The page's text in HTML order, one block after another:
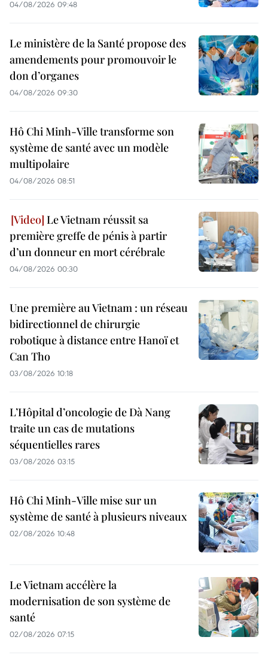
04/08/2026 09:48
Le ministère de la Santé propose des
amendements pour promouvoir le
don d’organes
04/08/2026 09:30
Hô Chi Minh-Ville transforme son
système de santé avec un modèle
multipolaire
04/08/2026 08:51
Le Vietnam réussit sa
première greffe de pénis à partir
d’un donneur en mort cérébrale
04/08/2026 00:30
Une première au Vietnam : un réseau
bidirectionnel de chirurgie
robotique à distance entre Hanoï et
Can Tho
03/08/2026 10:18
L’Hôpital d’oncologie de Dà Nang
traite un cas de mutations
séquentielles rares
03/08/2026 03:15
Hô Chi Minh-Ville mise sur un
système de santé à plusieurs niveaux
02/08/2026 10:48
Le Vietnam accélère la
modernisation de son système de
santé
02/08/2026 07:15